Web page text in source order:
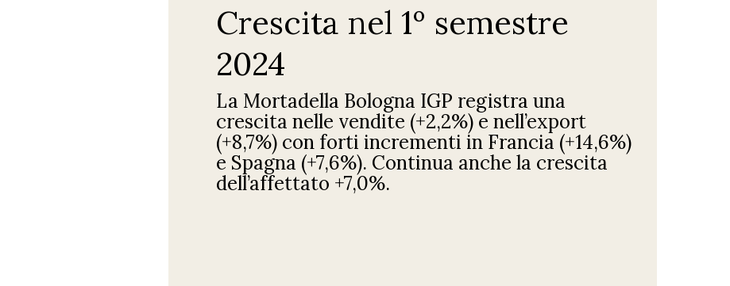
Crescita nel 1º semestre
2024
La Mortadella Bologna IGP registra una
crescita nelle vendite (+2,2%) e nell’export
(+8,7%) con forti incrementi in Francia (+14,6%)
e Spagna (+7,6%). Continua anche la crescita
dell’affettato +7,0%.